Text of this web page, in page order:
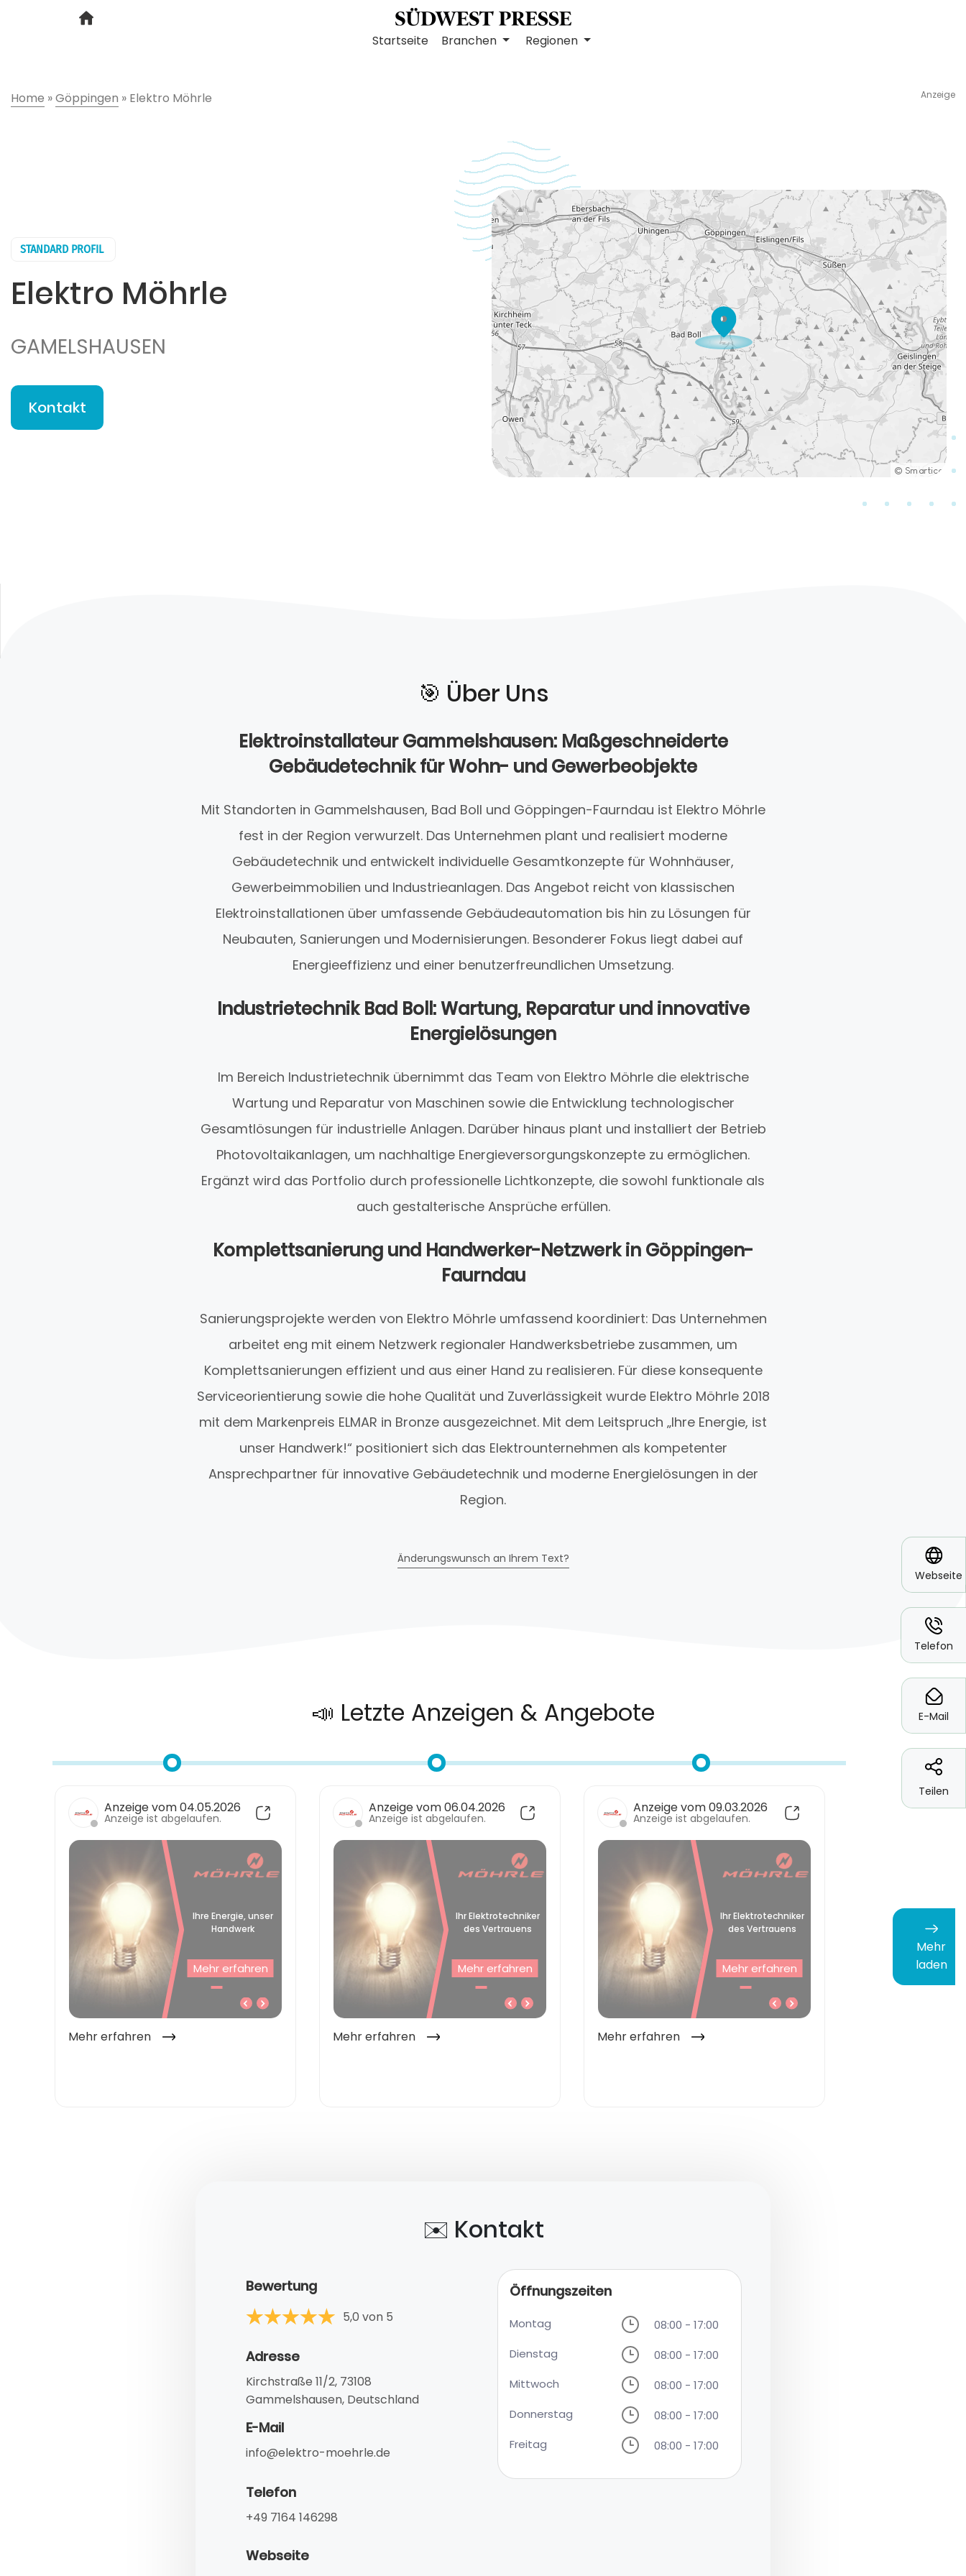
Startseite Branchen Regionen
Home »Göppingen » Elektro Möhrle Anzeige
Webseite
Telefon
E-Mail
Teilen
STANDARD PROFIL
Elektro Möhrle
GAMELSHAUSEN
Kontakt
🎯️ Über Uns
Elektroinstallateur Gammelshausen: Maßgeschneiderte
Gebäudetechnik für Wohn- und Gewerbeobjekte
Mit Standorten in Gammelshausen, Bad Boll und Göppingen-Faurndau ist Elektro Möhrle
fest in der Region verwurzelt. Das Unternehmen plant und realisiert moderne
Gebäudetechnik und entwickelt individuelle Gesamtkonzepte für Wohnhäuser,
Gewerbeimmobilien und Industrieanlagen. Das Angebot reicht von klassischen
Elektroinstallationen über umfassende Gebäudeautomation bis hin zu Lösungen für
Neubauten, Sanierungen und Modernisierungen. Besonderer Fokus liegt dabei auf
Energieeffizienz und einer benutzerfreundlichen Umsetzung.
Industrietechnik Bad Boll: Wartung, Reparatur und innovative
Energielösungen
Im Bereich Industrietechnik übernimmt das Team von Elektro Möhrle die elektrische
Wartung und Reparatur von Maschinen sowie die Entwicklung technologischer
Gesamtlösungen für industrielle Anlagen. Darüber hinaus plant und installiert der Betrieb
Photovoltaikanlagen, um nachhaltige Energieversorgungskonzepte zu ermöglichen.
Ergänzt wird das Portfolio durch professionelle Lichtkonzepte, die sowohl funktionale als
auch gestalterische Ansprüche erfüllen.
Komplettsanierung und Handwerker-Netzwerk in Göppingen-
Faurndau
Sanierungsprojekte werden von Elektro Möhrle umfassend koordiniert: Das Unternehmen
arbeitet eng mit einem Netzwerk regionaler Handwerksbetriebe zusammen, um
Komplettsanierungen effizient und aus einer Hand zu realisieren. Für diese konsequente
Serviceorientierung sowie die hohe Qualität und Zuverlässigkeit wurde Elektro Möhrle 2018
mit dem Markenpreis ELMAR in Bronze ausgezeichnet. Mit dem Leitspruch „Ihre Energie, ist
unser Handwerk!“ positioniert sich das Elektrounternehmen als kompetenter
Ansprechpartner für innovative Gebäudetechnik und moderne Energielösungen in der
Region.
Änderungswunsch an Ihrem Text?
✉️ Kontakt
Bewertung
5,0 von 5
Adresse
Kirchstraße 11/2, 73108
Gammelshausen, Deutschland
E-Mail
info@elektro-moehrle.de
Telefon
+49 7164 146298
Webseite
Öffnungszeiten
Montag
08:00 - 17:00
Dienstag
08:00 - 17:00
Mittwoch
08:00 - 17:00
Donnerstag
08:00 - 17:00
Freitag
08:00 - 17:00